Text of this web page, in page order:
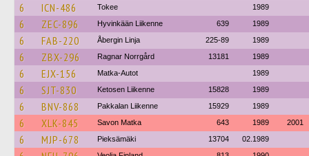
6 ICN-486 Tokee 1989
6 ZEC-896 Hyvinkään Liikenne 639 1989
6 FAB-220 Åbergin Linja 225-89 1989
6 ZBX-296 Ragnar Norrgård 13181 1989
6 EJX-156 Matka-Autot 1989
6 SJT-830 Ketosen Liikenne 15828 1989
6 BNV-868 Pakkalan Liikenne 15929 1989
6 XLK-845 Savon Matka 643 1989 2001
6 MJP-678 Pieksämäki 13704 02.1989